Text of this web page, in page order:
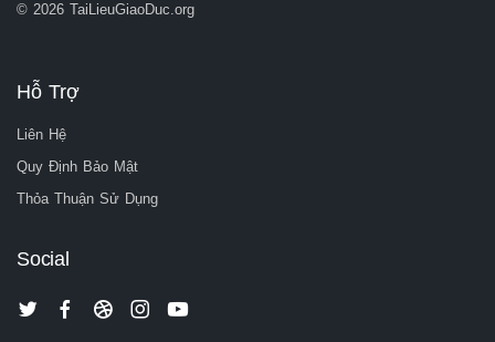
© 2026 TaiLieuGiaoDuc.org
Hỗ Trợ
Liên Hệ
Quy Định Bảo Mật
Thỏa Thuận Sử Dụng
Social